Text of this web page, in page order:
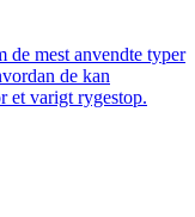
de mest anvendte typer
de kan
et varigt rygestop.